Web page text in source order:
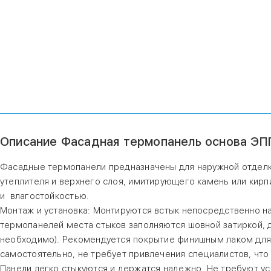
Описание Фасадная термопанель основа
Фасадные термопанели предназначены для наружной
утеплителя и верхнего слоя, имитирующего камень или
и влагостойкостью.
Монтаж и установка: Монтируются встык непосредственно
термопанелей места стыков заполняются шовной
необходимо). Рекомендуется покрытие финишным лаком
самостоятельно, не требует привлечения специалистов, что
Панели легко стыкуются и держатся надежно. Не требуют